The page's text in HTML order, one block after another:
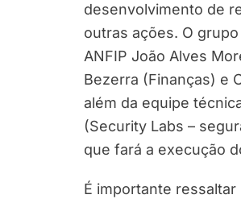
desenvolvimento de
outras ações. O
ANFIP João Alves
Bezerra (Finanças) e
além da equipe
(Security Labs –
que fará a execução
É importante